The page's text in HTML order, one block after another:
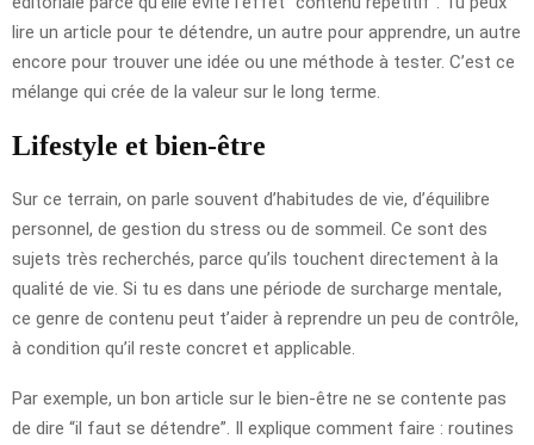
lire un article pour te détendre, un autre pour apprendre, un autre
encore pour trouver une idée ou une méthode à tester. C’est ce
mélange qui crée de la valeur sur le long terme.
Lifestyle et bien-être
Sur ce terrain, on parle souvent d’habitudes de vie, d’équilibre
personnel, de gestion du stress ou de sommeil. Ce sont des
sujets très recherchés, parce qu’ils touchent directement à la
qualité de vie. Si tu es dans une période de surcharge mentale,
ce genre de contenu peut t’aider à reprendre un peu de contrôle,
à condition qu’il reste concret et applicable.
Par exemple, un bon article sur le bien-être ne se contente pas
de dire “il faut se détendre”. Il explique comment faire : routines